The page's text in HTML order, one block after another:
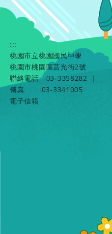
:::
桃園市立桃園國民中學
桃園市桃園區莒光街2號
聯絡電話
03-3358282
|
傳真
03-3341005
電子信箱